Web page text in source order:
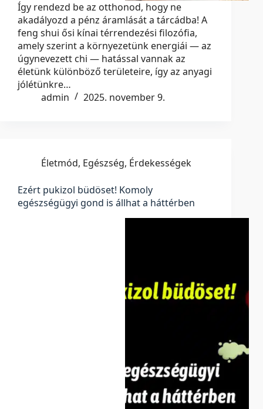
Így rendezd be az otthonod, hogy ne
akadályozd a pénz áramlását a tárcádba! A
feng shui ősi kínai térrendezési filozófia,
amely szerint a környezetünk energiái — az
úgynevezett chi — hatással vannak az
életünk különböző területeire, így az anyagi
jólétünkre…
admin
2025. november 9.
Életmód, Egészség, Érdekességek
Ezért pukizol büdöset! Komoly
egészségügyi gond is állhat a háttérben